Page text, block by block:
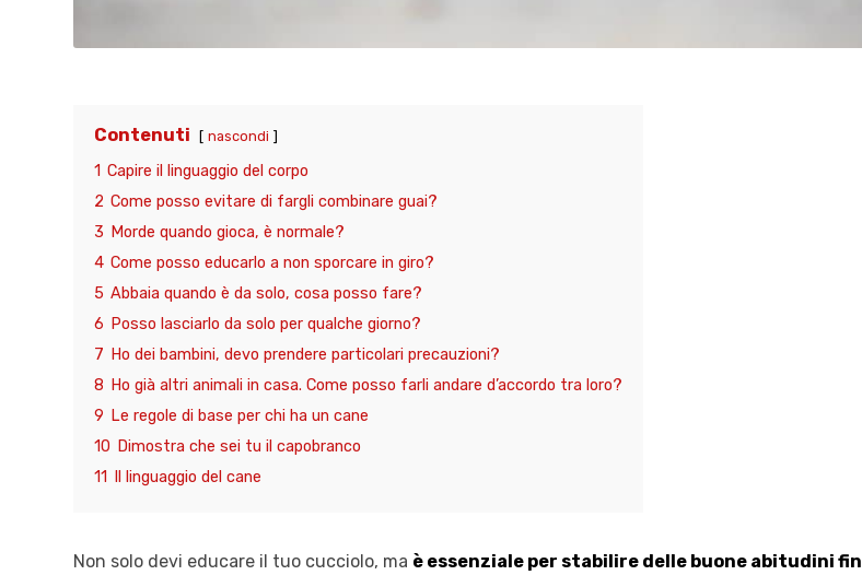
Contenuti nascondi
1 Capire il linguaggio del corpo
2 Come posso evitare di fargli combinare guai?
3 Morde quando gioca, è normale?
4 Come posso educarlo a non sporcare in giro?
5 Abbaia quando è da solo, cosa posso fare?
6 Posso lasciarlo da solo per qualche giorno?
7 Ho dei bambini, devo prendere particolari precauzioni?
8 Ho già altri animali in casa. Come posso farli andare d’accordo tra loro?
9 Le regole di base per chi ha un cane
10 Dimostra che sei tu il capobranco
11
Il linguaggio del cane
Non solo devi educare il tuo cucciolo, ma è essenziale per stabilire delle buone abitudini fin